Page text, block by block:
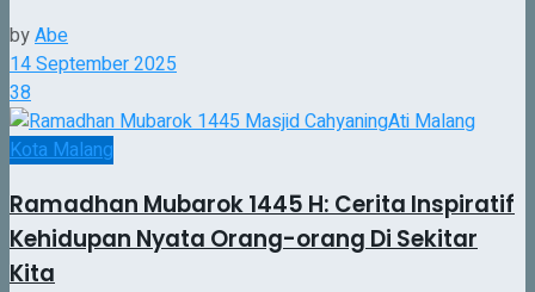
byAbe
14 September 2025
38
Kota Malang
Ramadhan Mubarok 1445 H: Cerita Inspiratif
Kehidupan Nyata Orang-orang Di Sekitar
Kita